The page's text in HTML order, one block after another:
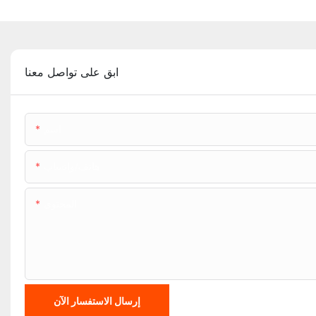
ابق على تواصل معنا
إرسال الاستفسار الآن